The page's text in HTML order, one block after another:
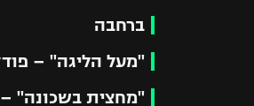
ברחבה
"מעל הליגה" –
"מחצית בשכונה"